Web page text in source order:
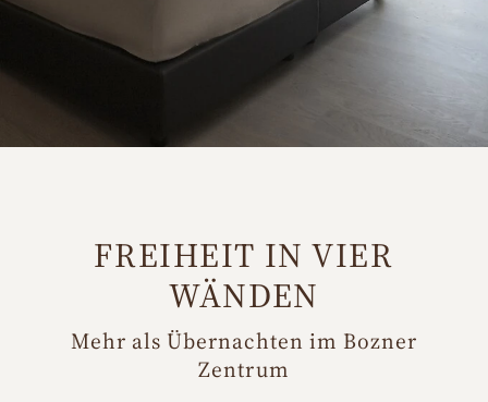
FREIHEIT IN VIER
WÄNDEN
Mehr als Übernachten im Bozner
Zentrum